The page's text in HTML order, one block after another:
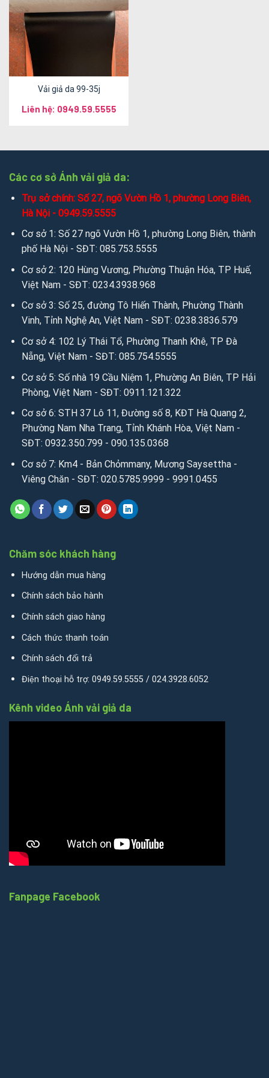
Vải giả da 99-35j
Liên hệ: 0949.59.5555
Các cơ sở Ánh vải giả da:
Trụ sở chính: Số 27, ngõ Vườn Hồ 1, phường Long Biên,
Hà Nội - 0949.59.5555
Cơ sở 1: Số 27 ngõ Vườn Hồ 1, phường Long Biên, thành
phố Hà Nội - SĐT: 085.753.5555
Cơ sở 2: 120 Hùng Vương, Phường Thuận Hóa, TP Huế,
Việt Nam - SĐT: 0234.3938.968
Cơ sở 3: Số 25, đường Tô Hiến Thành, Phường Thành
Vinh, Tỉnh Nghệ An, Việt Nam - SĐT: 0238.3836.579
Cơ sở 4: 102 Lý Thái Tổ, Phường Thanh Khê, TP Đà
Nẵng, Việt Nam - SĐT: 085.754.5555
Cơ sở 5: Số nhà 19 Cầu Niệm 1, Phường An Biên, TP Hải
Phòng, Việt Nam - SĐT: 0911.121.322
Cơ sở 6: STH 37 Lô 11, Đường số 8, KĐT Hà Quang 2,
Phường Nam Nha Trang, Tỉnh Khánh Hòa, Việt Nam -
SĐT: 0932.350.799 - 090.135.0368
Cơ sở 7: Km4 - Bản Chỏmmany, Mương Saysettha -
Viêng Chăn - SĐT: 020.5785.9999 - 9991.0455
Chăm sóc khách hàng
Hướng dẫn mua hàng
Chính sách bảo hành
Chính sách giao hàng
Cách thức thanh toán
Chính sách đổi trả
Điện thoại hỗ trợ: 0949.59.5555 / 024.3928.6052
Kênh video Ánh vải giả da
Fanpage Facebook